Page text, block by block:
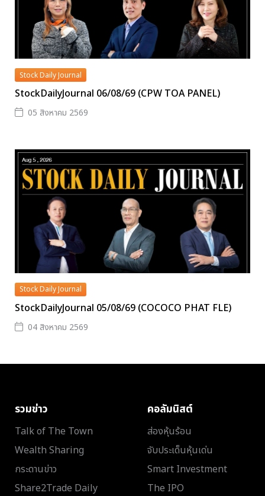
Stock Daily Journal
StockDailyJournal 06/08/69 (CPW TOA PANEL)
05 สิงหาคม 2569
Stock Daily Journal
StockDailyJournal 05/08/69 (COCOCO PHAT FLE)
04 สิงหาคม 2569
รวมข่าว
Talk of The Town
Wealth Sharing
กระดานข่าว
Share2Trade Daily
คอลัมนิสต์
ส่องหุ้นร้อน
จับประเด็นหุ้นเด่น
Smart Investment
The IPO